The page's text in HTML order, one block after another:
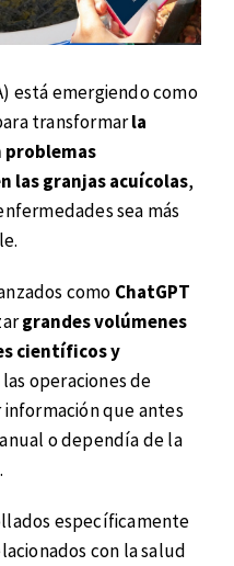
está emergiendo como
transformarla
problemas
las granjas acuícolas,
sea más
como ChatGPT
grandes volúmenes
científicos y
operaciones de
que antes
o dependía de la
específicamente
con la salud